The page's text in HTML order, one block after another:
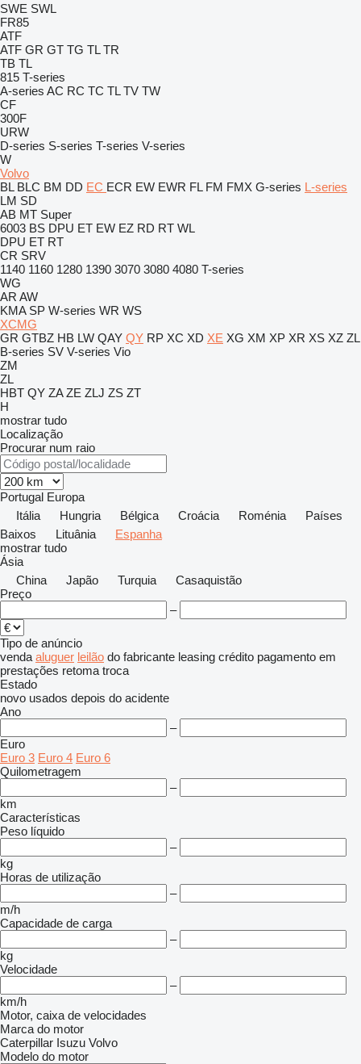
SWE SWL
FR85
ATF
ATF GR GT TG TL TR
TB TL
815 T-series
A-series AC RC TC TL TV TW
CF
300F
URW
D-series S-series T-series V-series
W
Volvo
BL BLC BM DD EC ECR EW EWR FL FM FMX G-series L-series
LM SD
AB MT Super
6003 BS DPU ET EW EZ RD RT WL
DPU ET RT
CR SRV
1140 1160 1280 1390 3070 3080 4080 T-series
WG
AR AW
KMA SP W-series WR WS
XCMG
GR GTBZ HB LW QAY QY RP XC XD XE XG XM XP XR XS XZ ZL
B-series SV V-series Vio
ZM
ZL
HBT QY ZA ZE ZLJ ZS ZT
H
mostrar tudo
Localização
Procurar num raio
Portugal Europa
Itália
Hungria Bélgica Croácia Roménia
Países
Baixos
Lituânia
Espanha
mostrar tudo
Ásia
China
Japão Turquia
Casaquistão
Preço
–
Tipo de anúncio
venda aluguer leilão do fabricante leasing crédito pagamento em
prestações retoma troca
Estado
novo usados depois do acidente
Ano
–
Euro
Euro 3 Euro 4 Euro 6
Quilometragem
–
km
Características
Peso líquido
–
kg
Horas de utilização
–
m/h
Capacidade de carga
–
kg
Velocidade
–
km/h
Motor, caixa de velocidades
Marca do motor
Caterpillar Isuzu Volvo
Modelo do motor